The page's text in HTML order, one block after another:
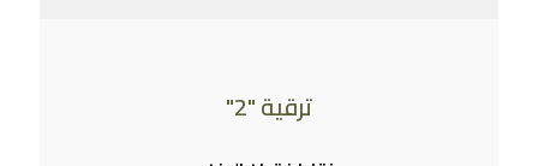
ترقية "2"